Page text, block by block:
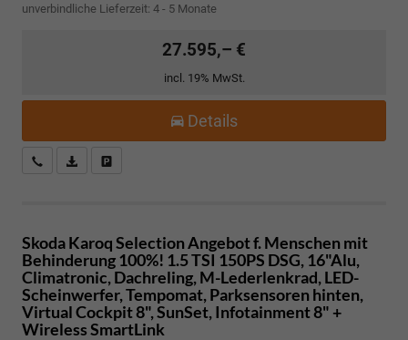
unverbindliche Lieferzeit: 4 - 5 Monate
27.595,– €
incl. 19% MwSt.
Details
Kostenloser Rückruf-Service
PDF-Datei, Fahrzeugexposé drucken
Skoda KaroqSelection Angebot f. Menschen mit
Behinderung 100%! 1.5 TSI 150PS DSG, 16"Alu,
Climatronic, Dachreling, M-Lederlenkrad, LED-
Scheinwerfer, Tempomat, Parksensoren hinten,
Virtual Cockpit 8", SunSet, Infotainment 8" +
Wireless SmartLink